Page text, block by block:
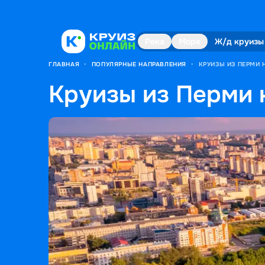
Ж/д круизы
ГЛАВНАЯ • ПОПУЛЯРНЫЕ НАПРАВЛЕНИЯ • КРУИЗЫ ИЗ ПЕРМИ
Круизы из Перми